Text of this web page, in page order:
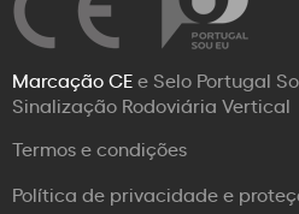
Marcação CEe Selo Portugal
Sinalização Rodoviária Vertical
Termos e condições
Política de privacidade e